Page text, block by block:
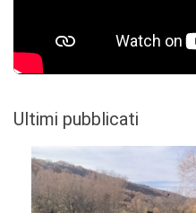
Ultimi pubblicati